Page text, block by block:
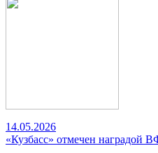
14.05.2026
«Кузбасс» отмечен наградой